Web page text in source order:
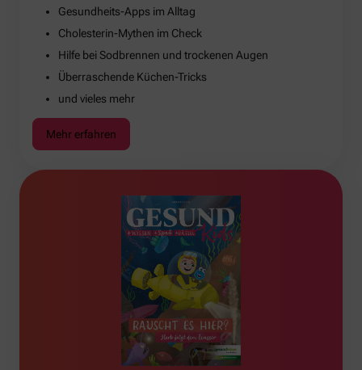
Gesundheits-Apps im Alltag
Cholesterin-Mythen im Check
Hilfe bei Sodbrennen und trockenen Augen
Überraschende Küchen-Tricks
und vieles mehr
Mehr erfahren